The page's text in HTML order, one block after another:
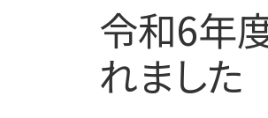
令和6年
れました